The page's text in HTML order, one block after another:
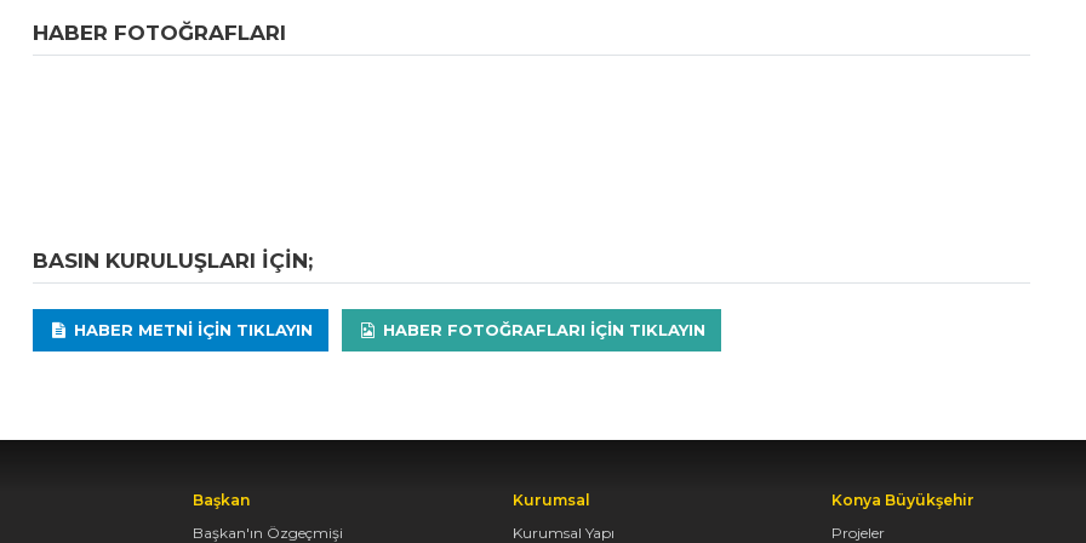
HABER FOTOĞRAFLARI
BASIN KURULUŞLARI IÇIN;
HABER METNI IÇIN TIKLAYIN HABER FOTOĞRAFLARI IÇIN TIKLAYIN
Başkan
Başkan'ın Özgeçmişi
Kurumsal
Kurumsal Yapı
Konya Büyükşehir
Projeler